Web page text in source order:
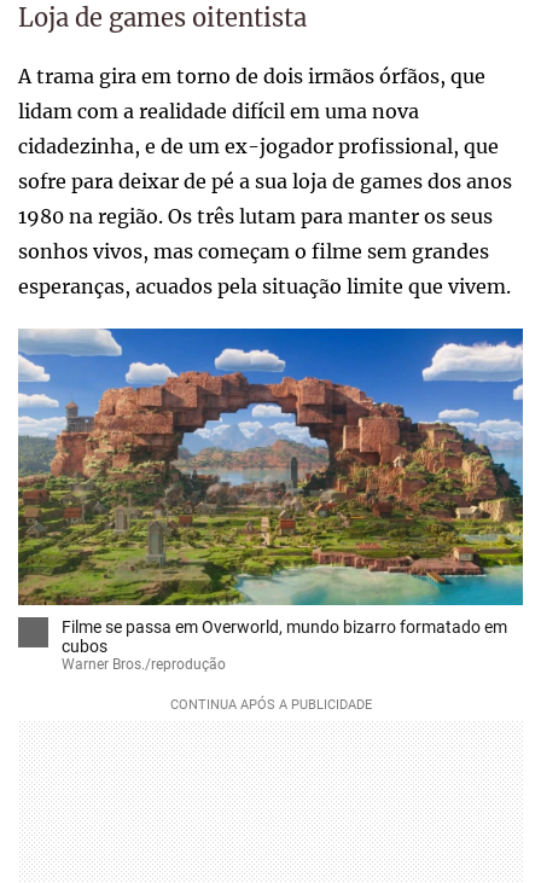
Loja de games oitentista
A trama gira em torno de dois irmãos órfãos, que
lidam com a realidade difícil em uma nova
cidadezinha, e de um ex-jogador profissional, que
sofre para deixar de pé a sua loja de games dos anos
1980 na região. Os três lutam para manter os seus
sonhos vivos, mas começam o filme sem grandes
esperanças, acuados pela situação limite que vivem.
Filme se passa em Overworld, mundo bizarro formatado em
cubos
Warner Bros./reprodução